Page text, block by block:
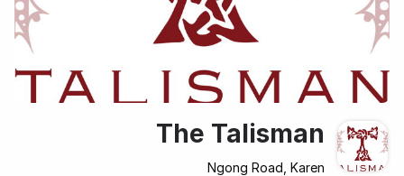
The Talisman
Ngong Road, Karen